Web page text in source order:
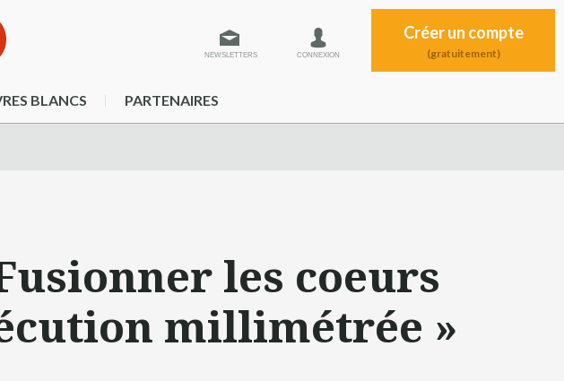
NEWSLETTERS CONNEXION
Créer un compte
(gratuitement)
BLANCS PARTENAIRES
les coeurs
millimétrée »